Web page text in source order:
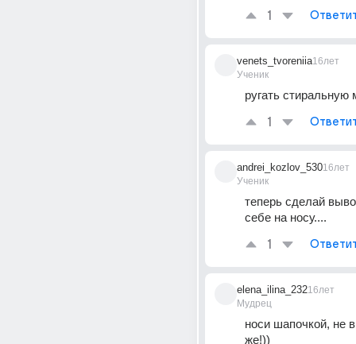
1
venets_tvoreniia
Ученик
16лет
ругать стиральную
1
andrei_kozlov_530
Ученик
16лет
теперь сделай
себе на носу....
1
elena_ilina_232
Мудрец
16лет
носи шапочкой, не
же!))